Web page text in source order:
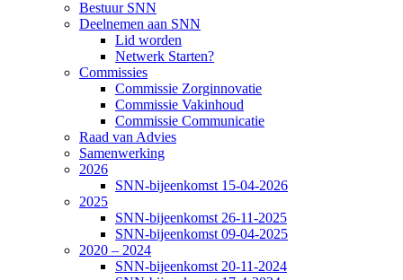
Bestuur SNN
Deelnemen aan SNN
Lid worden
Netwerk Starten?
Commissies
Commissie Zorginnovatie
Commissie Vakinhoud
Commissie Communicatie
Raad van Advies
Samenwerking
2026
SNN-bijeenkomst 15-04-2026
2025
SNN-bijeenkomst 26-11-2025
SNN-bijeenkomst 09-04-2025
2020 – 2024
SNN-bijeenkomst 20-11-2024